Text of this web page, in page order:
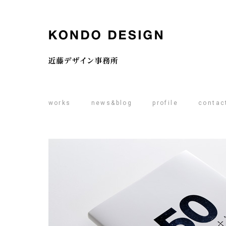
works news&blog profile